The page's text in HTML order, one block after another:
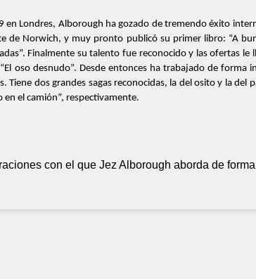
Londres, Alborough ha gozado de tremendo éxito
de Norwich, y muy pronto publicó su primer libro: “A
Finalmente su talento fue reconocido y las ofertas le
oso desnudo”. Desde entonces ha trabajado de forma
dos grandes sagas reconocidas, la del osito y la del
en el camión”, respectivamente.
con el que Jez Alborough aborda de